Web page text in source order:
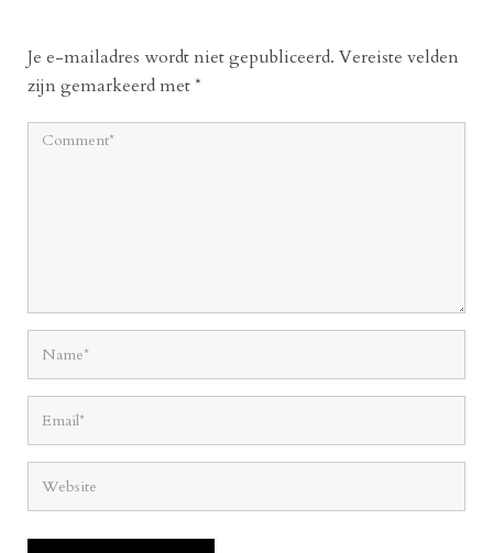
Je e-mailadres wordt niet gepubliceerd. Vereiste velden
zijn gemarkeerd met*